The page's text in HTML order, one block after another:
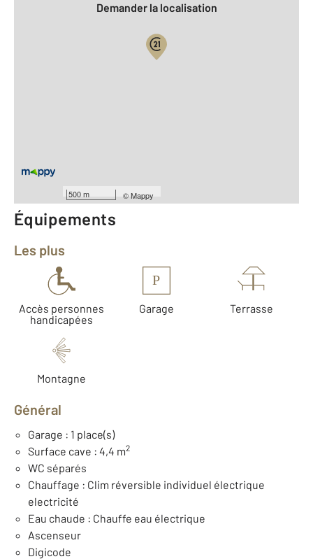
500 m ©Mappy
Demander la localisation
Année construction : 1970
Équipements
Les plus
Accès personnes
handicapées
P
Garage Terrasse
Montagne
Général
Garage : 1 place(s)
Surface cave : 4,4 m2
WC séparés
Chauffage : Clim réversible individuel électrique
electricité
Eau chaude : Chauffe eau électrique
Ascenseur
Digicode